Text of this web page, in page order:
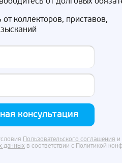
от коллекторов, приставов,
консультация
Пользовательского соглашения и
данных в соответствии с Политикой